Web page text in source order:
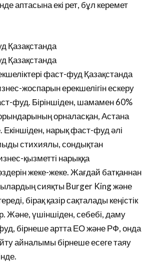
аптасына екі рет, бұл керемет
Қазақстанда
Қазақстанда
фаст-фуд Қазақстанда
жоспарын ерекшелігін ескеру
фуд. Біріншіден, шамамен 60%
орналасқан, Астана
нарық фаст-фуд әлі
стихиялы, сондықтан
қызметті нарыққа
жеке-жеке. Жағдай батқаннан
сияқты Burger King және
бірақ қазір сақталады кеңістік
Және, үшіншіден, себебі, даму
бірнеше артта ЕО және РФ, онда
айналымы бірнеше есеге таяу